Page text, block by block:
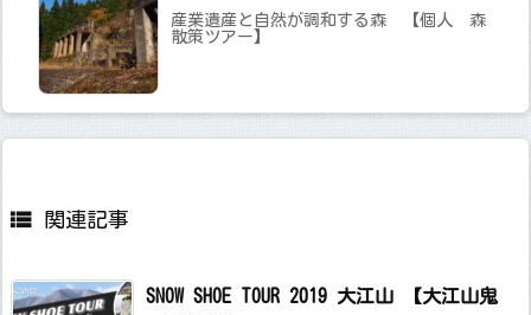
産業遺産と自然が調和する森 【個人 森
散策ツアー】
 関連記事
SNOW SHOE TOUR 2019 大江山 【大江山鬼